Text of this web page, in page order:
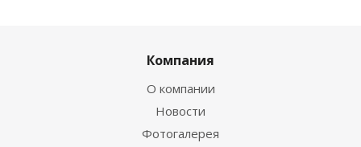
Компания
О компании
Новости
Фотогалерея